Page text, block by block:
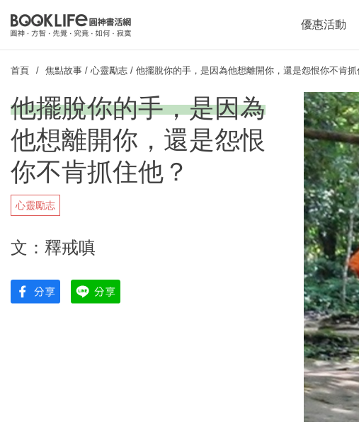
優惠活動
首頁 焦點故事 / 心靈勵志 / 他擺脫你的手，是因為他想離開你，還是怨恨你不肯抓
他擺脫你的手，是因為
他想離開你，還是怨恨
你不肯抓住他？
心靈勵志
文：釋戒嗔